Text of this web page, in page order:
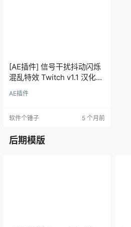
[AE插件] 信号干扰抖动闪烁
混乱特效 Twitch v1.1 汉化版
支持Win
AE插件
软件个锤子 5 个月前
后期模版